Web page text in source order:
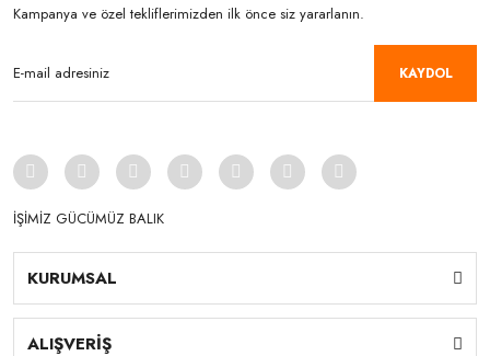
Kampanya ve özel tekliflerimizden ilk önce siz yararlanın.
KAYDOL
İŞİMİZ GÜCÜMÜZ BALIK
KURUMSAL
ALIŞVERİŞ